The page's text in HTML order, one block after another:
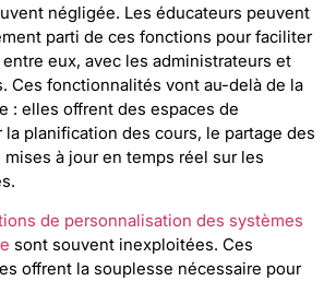
négligée. Les éducateurs peuvent
parti de ces fonctions pour faciliter
eux, avec les administrateurs et
Ces fonctionnalités vont au-delà de la
: elles offrent des espaces de
planification des cours, le partage des
à jour en temps réel sur les
de personnalisation des systèmes
sont souvent inexploitées. Ces
offrent la souplesse nécessaire pour